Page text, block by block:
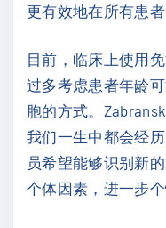
更有效地在所有患
目前，临床上使用
过多考虑患者年龄
胞的方式。
我们一生中都会经
员希望能够识别新
个体因素，进一步个